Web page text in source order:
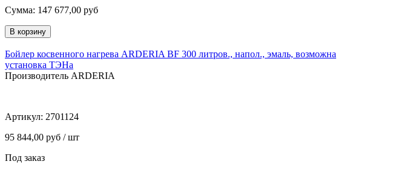
Сумма: 147 677,00 руб
Бойлер косвенного нагрева ARDERIA BF 300 литров., напол., эмаль, возможна
установка ТЭНа
Производитель ARDERIA
Артикул: 2701124
95 844,00 руб / шт
Под заказ